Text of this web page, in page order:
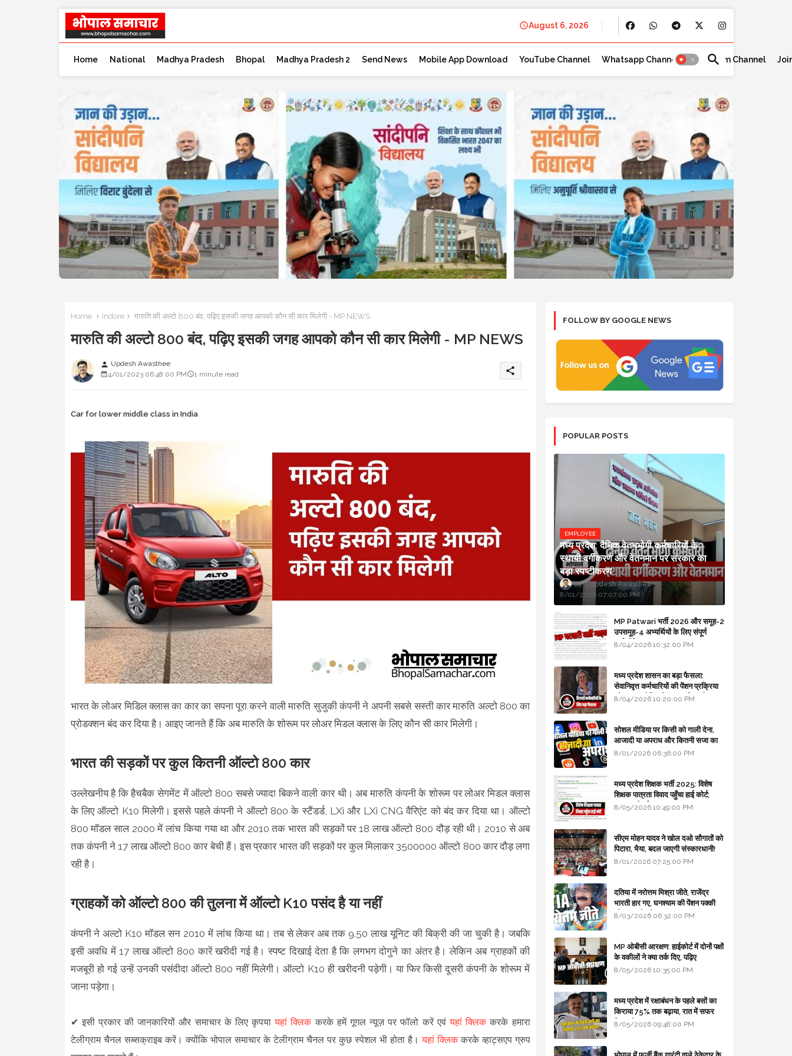
August 6, 2026
Home National Madhya Pradesh Bhopal Madhya Pradesh 2 Send News Mobile App Download YouTube Channel Whatsapp Channel Telegram Channel
Home Indore मारुति की अल्टो 800 बंद, पढ़िए इसकी जगह आपको कौन सी कार मिलेगी - MP NEWS
मारुति की अल्टो 800 बंद, पढ़िए इसकी जगह आपको कौन सी कार मिलेगी - MP NEWS
person Updesh Awasthee
4/01/2023 06:48:00 PM
1 minute read share
Car for lower middle class in India
भारत के लोअर मिडिल क्लास का कार का सपना पूरा करने वाली मारुति सुजुकी कंपनी ने अपनी सबसे सस्ती कार मारुति अल्टो 800 का
प्रोडक्शन बंद कर दिया है। आइए जानते हैं कि अब मारुति के शोरूम पर लोअर मिडल क्लास के लिए कौन सी कार मिलेगी।
भारत की सड़कों पर कुल कितनी ऑल्टो 800 कार
उल्लेखनीय है कि हैचबैक सेगमेंट में ऑल्टो 800 सबसे ज्यादा बिकने वाली कार थी। अब मारुति कंपनी के शोरूम पर लोअर मिडल क्लास
के लिए ऑल्टो K10 मिलेगी। इससे पहले कंपनी ने ऑल्टो 800 के स्टैंडर्ड, LXi और LXi CNG वैरिएंट को बंद कर दिया था। ऑल्टो
800 मॉडल साल 2000 में लांच किया गया था और 2010 तक भारत की सड़कों पर 18 लाख ऑल्टो 800 दौड़ रही थी। 2010 से अब
तक कंपनी ने 17 लाख ऑल्टो 800 कार बेची हैं। इस प्रकार भारत की सड़कों पर कुल मिलाकर 3500000 ऑल्टो 800 कार दौड़ लगा
रही है।
ग्राहकों को ऑल्टो 800 की तुलना में ऑल्टो K10 पसंद है या नहीं
कंपनी ने अल्टो K10 मॉडल सन 2010 में लांच किया था। तब से लेकर अब तक 9.50 लाख यूनिट की बिक्री की जा चुकी है। जबकि
इसी अवधि में 17 लाख ऑल्टो 800 कारें खरीदी गई है। स्पष्ट दिखाई देता है कि लगभग दोगुने का अंतर है। लेकिन अब ग्राहकों की
मजबूरी हो गई उन्हें उनकी पसंदीदा ऑल्टो 800 नहीं मिलेगी। ऑल्टो K10 ही खरीदनी पड़ेगी। या फिर किसी दूसरी कंपनी के शोरूम में
जाना पड़ेगा।
✔ इसी प्रकार की जानकारियों और समाचार के लिए कृपयायहां क्लिक करके हमें गूगल न्यूज़ पर फॉलो करें एवंयहां क्लिक करके हमारा
टेलीग्राम चैनल सब्सक्राइब करें। क्योंकि भोपाल समाचार के टेलीग्राम चैनल पर कुछ स्पेशल भी होता है।यहां क्लिककरके व्हाट्सएप ग्रुप
FOLLOW BY GOOGLE NEWS
POPULAR POSTS
EMPLOYEE
मध्य प्रदेश: दैनिक वेतनभोगी कर्मचारियों के
स्थायी वर्गीकरण और वेतनमान पर सरकार का
बड़ा स्पष्टीकरण
Updesh Awasthee
8/01/2026 07:07:00 PM
MP Patwari भर्ती 2026 और समूह-2
उपसमूह-4 अभ्यर्थियों के लिए संपूर्ण
मार्गदर्शिका
8/04/2026 10:32:00 PM
मध्य प्रदेश शासन का बड़ा फैसला:
सेवानिवृत्त कर्मचारियों की पेंशन प्रक्रिया
और बजट कोडिंग में हुए क्रांतिकारी
8/04/2026 10:20:00 PM
सोशल मीडिया पर किसी को गाली देना,
आजादी या अपराध और कितनी सजा का
प्रावधान - free legal advice
8/01/2026 06:36:00 PM
मध्य प्रदेश शिक्षक भर्ती 2025: विशेष
शिक्षक पात्रता विवाद पहुँचा हाई कोर्ट;
सरकार से माँगा जवाब
8/05/2026 10:49:00 PM
सीएम मोहन यादव ने खोल दओ सौगातों को
पिटारा, भैया, बदल जाएगी संस्कारधानी!
8/01/2026 07:25:00 PM
दतिया में नरोत्तम मिश्रा जीते, राजेंद्र
भारती हार गए, घनश्याम की पेंशन पक्की
और आशुतोष बैक टू...
8/03/2026 06:32:00 PM
MP ओबीसी आरक्षण: हाईकोर्ट में दोनों पक्षों
के वकीलों ने क्या तर्क दिए, पढ़िए
8/05/2026 10:35:00 PM
मध्य प्रदेश में रक्षाबंधन के पहले बसों का
किराया 75% तक बढ़ाया, रात में सफर
किया तो 10% एक्स्ट्रा
8/05/2026 09:48:00 PM